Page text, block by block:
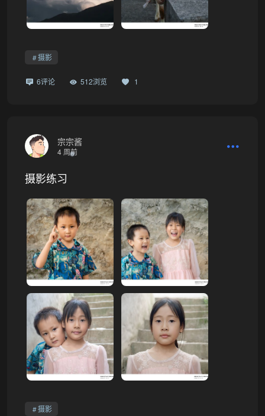
摄影
6评论 512浏览 1
宗宗酱
4 周前
摄影练习
摄影